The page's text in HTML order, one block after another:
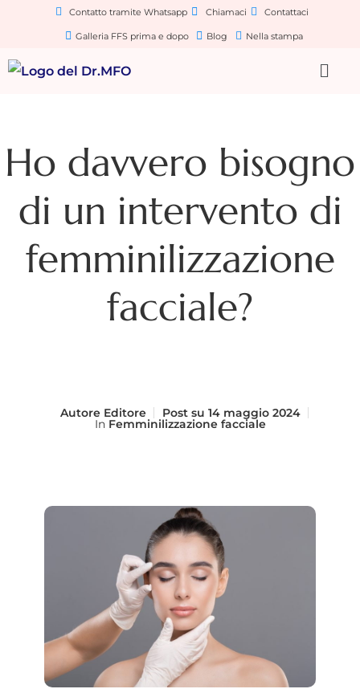
Contatto tramite Whatsapp Chiamaci Contattaci
Galleria FFS prima e dopo Blog Nella stampa
Ho davvero bisogno
di un intervento di
femminilizzazione
facciale?
AutoreEditore Post su 14 maggio 2024
In Femminilizzazione facciale